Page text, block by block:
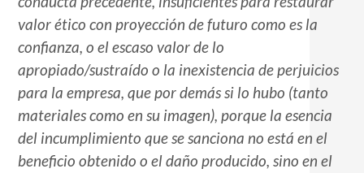
valor ético con proyección de futuro como es la
confianza, o el escaso valor de lo
apropiado/sustraído o la inexistencia de perjuicios
para la empresa, que por demás si lo hubo (tanto
materiales como en su imagen), porque la esencia
del incumplimiento que se sanciona no está en el
beneficio obtenido o el daño producido, sino en el